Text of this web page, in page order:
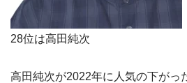
28位は高田純次
高田純次が2022年に人気の下がっ